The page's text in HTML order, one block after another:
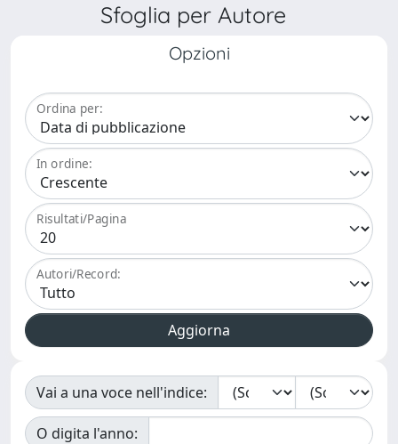
Sfoglia per Autore
Opzioni
Ordina per:
In ordine:
Risultati/Pagina
Autori/Record:
Vai a una voce nell'indice:
O digita l'anno: